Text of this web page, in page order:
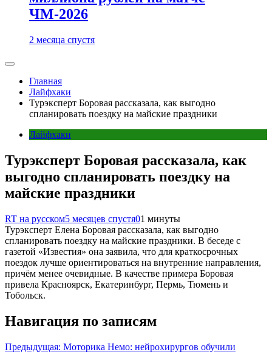
ЧМ-2026
2 месяца спустя
Главная
Лайфхаки
Турэксперт Боровая рассказала, как выгодно
спланировать поездку на майские праздники
Лайфхаки
Турэксперт Боровая рассказала, как
выгодно спланировать поездку на
майские праздники
RT на русском5 месяцев спустя01 минуты
Турэксперт Елена Боровая рассказала, как выгодно
спланировать поездку на майские праздники. В беседе с
газетой «Известия» она заявила, что для краткосрочных
поездок лучше ориентироваться на внутренние направления,
причём менее очевидные. В качестве примера Боровая
привела Красноярск, Екатеринбург, Пермь, Тюмень и
Тобольск.
Навигация по записям
Предыдущая: Моторика Немо: нейрохирургов обучили